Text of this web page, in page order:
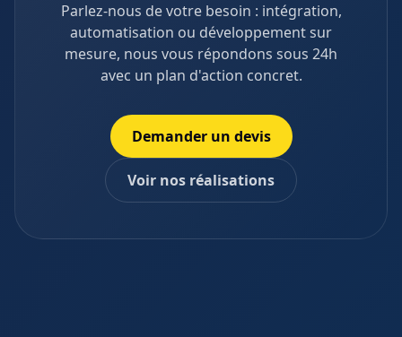
Parlez-nous de votre besoin : intégration,
automatisation ou développement sur
mesure, nous vous répondons sous 24h
avec un plan d'action concret.
Demander un devis
Voir nos réalisations